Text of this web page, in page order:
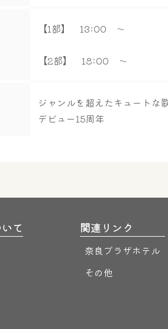
【1部】 13:00 ～
【2部】 18:00 ～
ジャンルを超えたキュートな
デビュー15周年
て 関連リンク
奈良プラザホテル
その他